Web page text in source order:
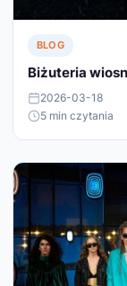
BLOG
Biżuteria
2026-03-18
5 min czytania